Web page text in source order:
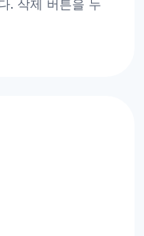
. 삭제 버튼을 누